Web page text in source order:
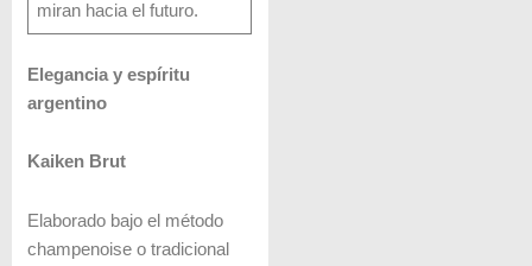
miran hacia el futuro.
Elegancia y espíritu
argentino
Kaiken Brut
Elaborado bajo el método
champenoise o tradicional